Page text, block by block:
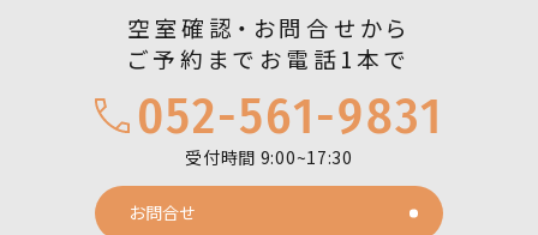
空室確認・お問合せから
ご予約までお電話1本で
052-561-9831
受付時間 9:00~17:30
お問合せ